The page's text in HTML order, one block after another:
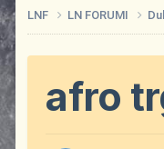
LNF LN FORUMI
afro